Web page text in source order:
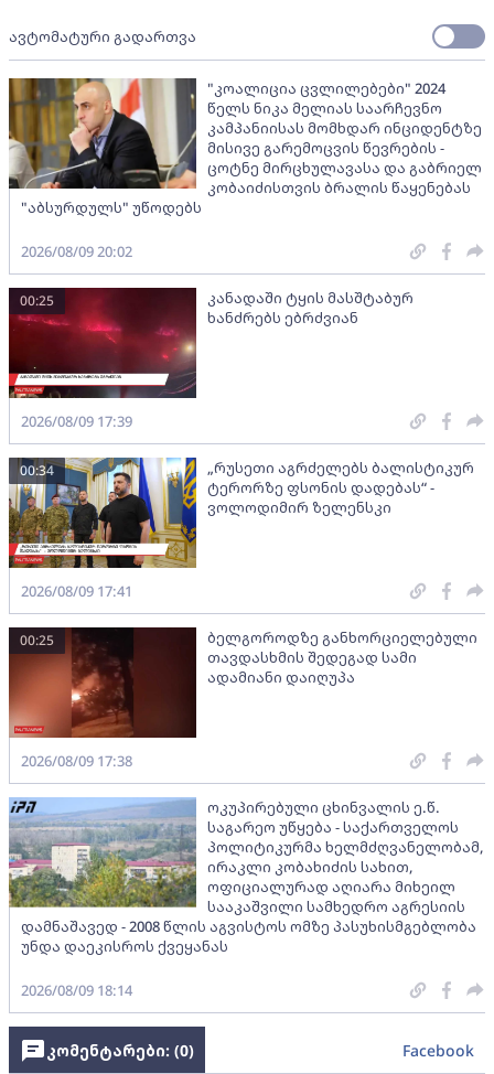
ავტომატური გადართვა
"კოალიცია ცვლილებები" 2024
წელს ნიკა მელიას საარჩევნო
კამპანიისას მომხდარ ინციდენტზე
მისივე გარემოცვის წევრების -
ცოტნე მირცხულავასა და გაბრიელ
კობაიძისთვის ბრალის წაყენებას
"აბსურდულს" უწოდებს
2026/08/09 20:02
კანადაში ტყის მასშტაბურ
ხანძრებს ებრძვიან
00:25
2026/08/09 17:39
„რუსეთი აგრძელებს ბალისტიკურ
ტერორზე ფსონის დადებას“ -
ვოლოდიმირ ზელენსკი
00:34
2026/08/09 17:41
ბელგოროდზე განხორციელებული
თავდასხმის შედეგად სამი
ადამიანი დაიღუპა
00:25
2026/08/09 17:38
ოკუპირებული ცხინვალის ე.წ.
საგარეო უწყება - საქართველოს
პოლიტიკურმა ხელმძღვანელობამ,
ირაკლი კობახიძის სახით,
ოფიციალურად აღიარა მიხეილ
სააკაშვილი სამხედრო აგრესიის
დამნაშავედ - 2008 წლის აგვისტოს ომზე პასუხისმგებლობა
უნდა დაეკისროს ქვეყანას
2026/08/09 18:14
კომენტარები: (0) Facebook